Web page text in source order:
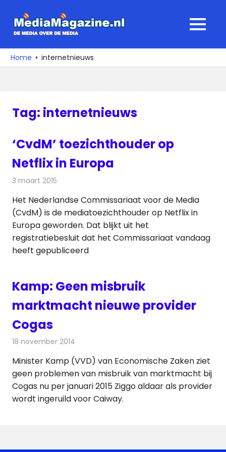
naar
media
over
MENU
Home internetnieuws
Tag: internetnieuws
‘CvdM’ toezichthouder op
Netflix in Europa
3 maart 2015
Het Nederlandse Commissariaat voor de Media
(CvdM) is de mediatoezichthouder op Netflix in
Europa geworden. Dat blijkt uit het
registratiebesluit dat het Commissariaat vandaag
heeft gepubliceerd
Kamp: Geen misbruik
marktmacht nieuwe provider
Cogas
18 november 2014
Minister Kamp (VVD) van Economische Zaken ziet
geen problemen van misbruik van marktmacht bij
Cogas nu per januari 2015 Ziggo aldaar als provider
wordt ingeruild voor Caiway.